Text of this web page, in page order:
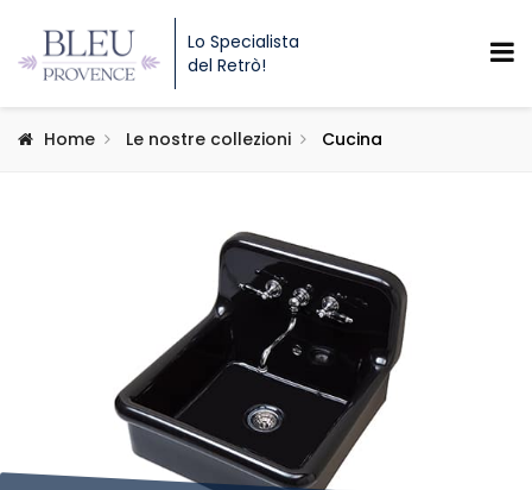
Lo Specialista
del Retrò!
Home Le nostre collezioni Cucina